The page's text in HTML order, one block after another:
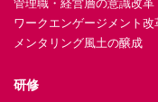
ワークエンゲージメント改
メンタリング風土の醸成
研修